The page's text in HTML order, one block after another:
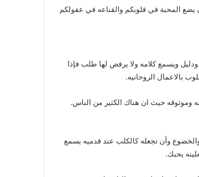
يضع المحبة في قلوبكم والقناعه في عقولكم
ويسمع كلامه ولا يرفض لها طلب فإذا
بالاعمال الروحانيه.
وموثوقه حيث ان هناك الكثير من الناس.
وأن تجعله كالكلب عند قدميه يسمع
يحبك.